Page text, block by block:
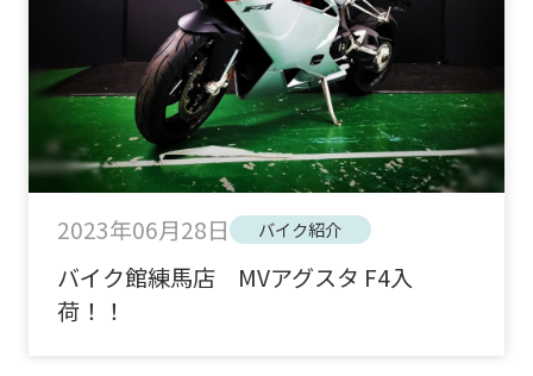
2023年06月28日 バイク紹介
バイク館練馬店 MVアグスタ F4入
荷！！